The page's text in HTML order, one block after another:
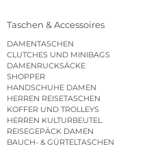
Taschen & Accessoires
DAMENTASCHEN
CLUTCHES UND MINIBAGS
DAMENRUCKSÄCKE
SHOPPER
HANDSCHUHE DAMEN
HERREN REISETASCHEN
KOFFER UND TROLLEYS
HERREN KULTURBEUTEL
REISEGEPÄCK DAMEN
BAUCH- & GÜRTELTASCHEN